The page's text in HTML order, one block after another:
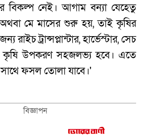
বিকল্প নেই। আগাম বন্যা যেহেতু
অথবা মে মাসের শুরু হয়, তাই কৃষির
রাইচ ট্রান্সপ্লান্টার, হার্ভেস্টার, সেচ
কৃষি উপকরণ সহজলভ্য হবে। এতে
ফসল তোলা যাবে।'
বিজ্ঞাপন